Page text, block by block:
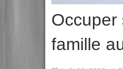
Occuper
famille